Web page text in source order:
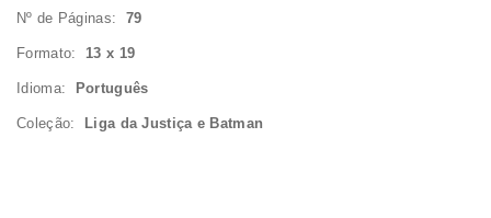
Nº de Páginas: 79
Formato: 13 x 19
Idioma: Português
Coleção: Liga da Justiça e Batman